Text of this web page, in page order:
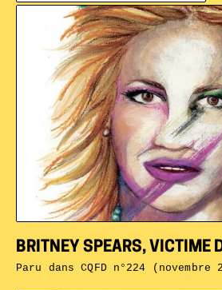
BRITNEY SPEARS, VICTIME
Paru dansCQFD n°224 (novembre